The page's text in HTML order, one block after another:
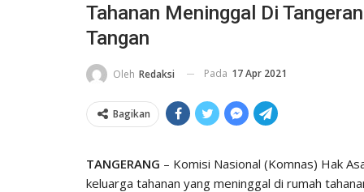
Tahanan Meninggal Di
Tangan
Oleh Redaksi Pada 17 Apr 2021
Bagikan
TANGERANG – Komisi Nasional (Komnas) Hak
keluarga tahanan yang meninggal di rumah